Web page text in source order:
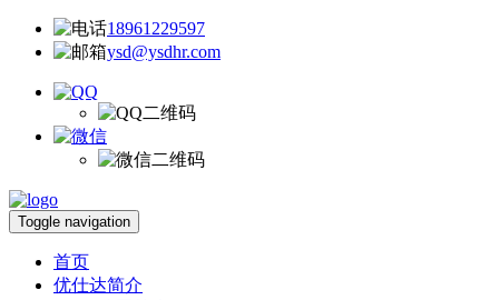
18961229597
ysd@ysdhr.com
Toggle navigation
首页
优仕达简介